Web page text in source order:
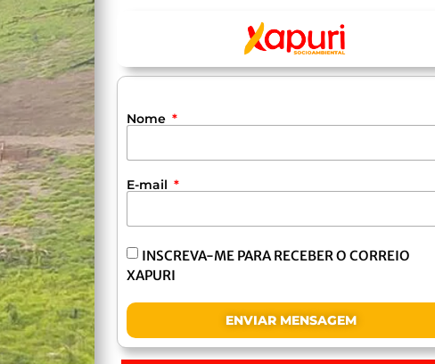
Nome
E-mail
INSCREVA-ME PARA RECEBER O CORREIO
XAPURI
ENVIAR MENSAGEM